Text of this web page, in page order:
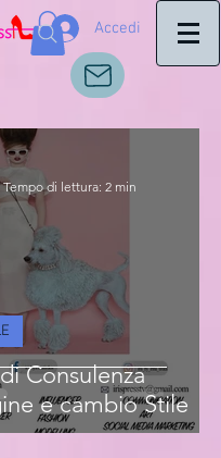
Accedi
Consulenza
e cambio Stile
Tempo di lettura: 2 min